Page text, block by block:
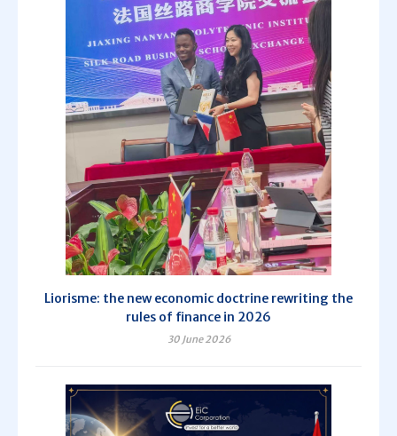
Liorisme: the new economic doctrine rewriting the
rules of finance in 2026
30 June 2026